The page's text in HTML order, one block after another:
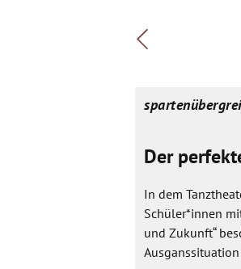
Der
In dem
Schüler*innen
und Zukunft“